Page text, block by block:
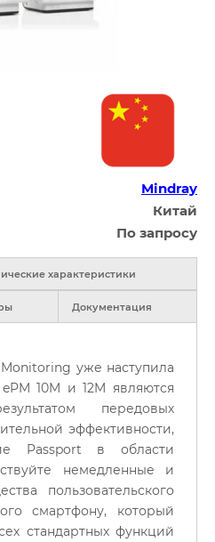
Mindray
Китай
По запросу
характеристики
Документация
уже наступила
10M и 12M являются
передовых
эффективности,
Passport в области
немедленные и
пользовательского
смартфону, который
стандартных функций